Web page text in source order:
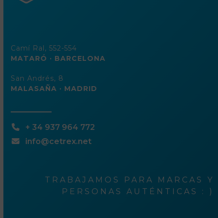
Camí Ral, 552-554
MATARÓ · BARCELONA
San Andrés, 8
MALASAÑA · MADRID
+ 34 937 964 772
info@cetrex.net
TRABAJAMOS PARA MARCAS Y
PERSONAS AUTÉNTICAS : )